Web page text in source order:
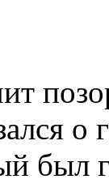
был